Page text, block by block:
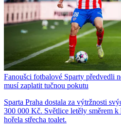
Fanoušci fotbalové Sparty předvedli
musí zaplatit tučnou pokutu
Sparta Praha dostala za výtržnosti
300 000 Kč. Světlice letěly směrem
hořela střecha toalet.